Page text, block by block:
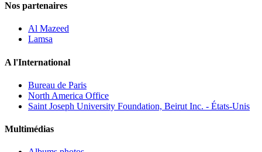
Nos partenaires
Al Mazeed
Lamsa
A l'International
Bureau de Paris
North America Office
Saint Joseph University Foundation, Beirut Inc. - États-Unis
Multimédias